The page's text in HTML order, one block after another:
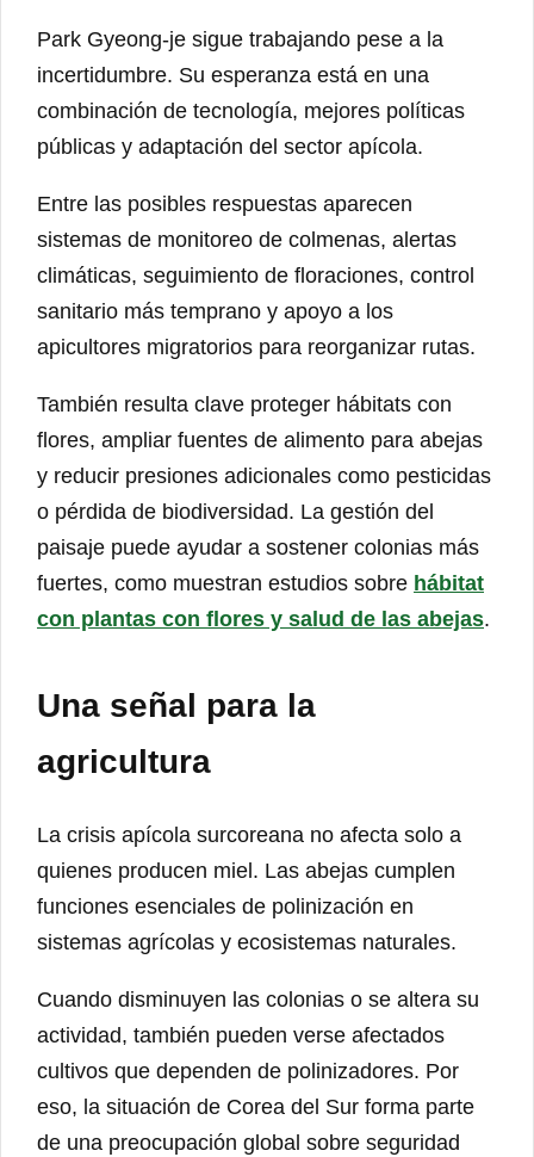
Park Gyeong-je sigue trabajando pese a la
incertidumbre. Su esperanza está en una
combinación de tecnología, mejores políticas
públicas y adaptación del sector apícola.
Entre las posibles respuestas aparecen
sistemas de monitoreo de colmenas, alertas
climáticas, seguimiento de floraciones, control
sanitario más temprano y apoyo a los
apicultores migratorios para reorganizar rutas.
También resulta clave proteger hábitats con
flores, ampliar fuentes de alimento para abejas
y reducir presiones adicionales como pesticidas
o pérdida de biodiversidad. La gestión del
paisaje puede ayudar a sostener colonias más
fuertes, como muestran estudios sobre hábitat
con plantas con flores y salud de las abejas.
Una señal para la
agricultura
La crisis apícola surcoreana no afecta solo a
quienes producen miel. Las abejas cumplen
funciones esenciales de polinización en
sistemas agrícolas y ecosistemas naturales.
Cuando disminuyen las colonias o se altera su
actividad, también pueden verse afectados
cultivos que dependen de polinizadores. Por
eso, la situación de Corea del Sur forma parte
de una preocupación global sobre seguridad